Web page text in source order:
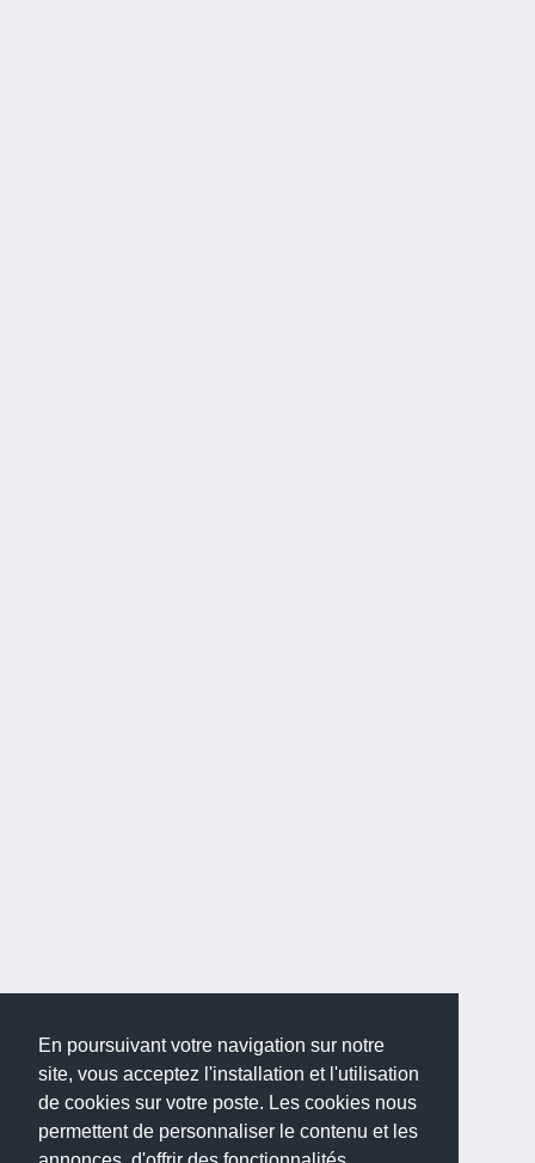
En poursuivant votre navigation sur notre
site, vous acceptez l'installation et l'utilisation
de cookies sur votre poste. Les cookies nous
permettent de personnaliser le contenu et les